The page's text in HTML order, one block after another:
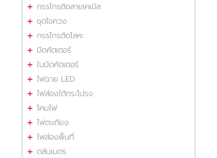
กรรไกรตัดสายเคเบิล
ชุดไขควง
กรรไกรตัดโลหะ
มีดคัตเตอร์
ใบมีดคัตเตอร์
ไฟฉาย LED
ไฟส่องใต้กระโปรง
โคมไฟ
ไฟตะเกียง
ไฟส่องพื้นที่
ตลับเมตร